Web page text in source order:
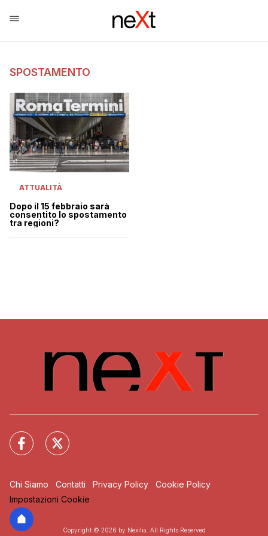
SPOSTAMENTO
ATTUALITÀ
Dopo il 15 febbraio sarà
consentito lo spostamento
tra regioni?
Chi Siamo Contatti Privacy Policy
Cookie Policy
Impostazioni Cookie
Copyright © 2026 by Nexilia. All Rights Reserved